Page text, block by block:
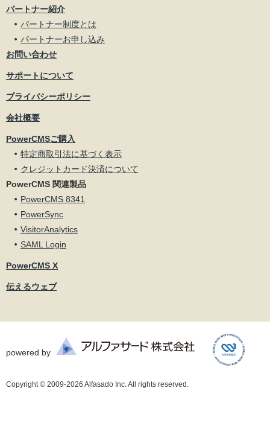
パートナー紹介
パートナー制度とは
パートナーお申し込み
お問い合わせ
サポートについて
プライバシーポリシー
会社概要
PowerCMSご購入
特定商取引法に基づく表示
クレジットカード決済について
PowerCMS 関連製品
PowerCMS 8341
PowerSync
VisitorAnalytics
SAML Login
PowerCMS X
伝えるウェブ
Copyright © 2009-2026 Alfasado Inc. All rights reserved.
powered by